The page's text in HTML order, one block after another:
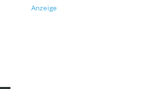
Anzeige